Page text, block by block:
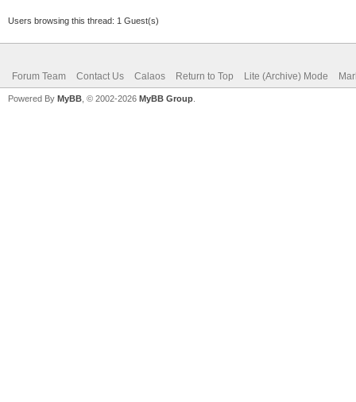
Users browsing this thread: 1 Guest(s)
Forum Team Contact Us Calaos Return to Top Lite (Archive) Mode
Powered By MyBB , © 2002-2026 MyBB Group